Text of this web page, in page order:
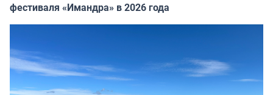
фестиваля «Имандра» в 2026 года